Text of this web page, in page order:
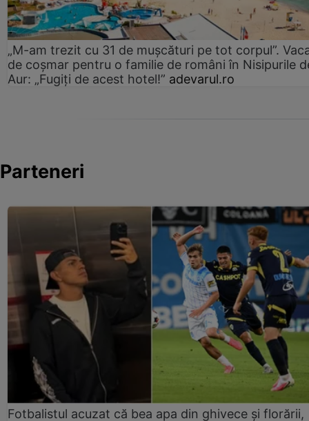
„M-am trezit cu 31 de mușcături pe tot corpul”.
de coșmar pentru o familie de români în Nisipurile
Aur: „Fugiți de acest hotel!” adevarul.ro
Parteneri
Fotbalistul acuzat că bea apa din ghivece și florării,